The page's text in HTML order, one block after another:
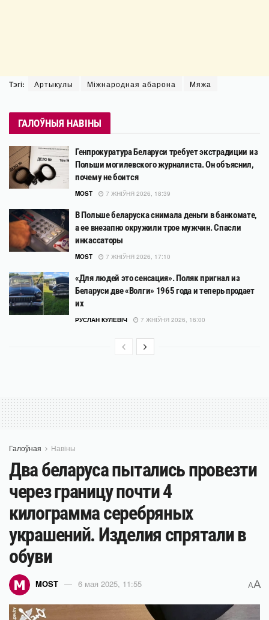
Тэгі: Артыкулы Міжнародная абарона Мяжа
ГАЛОЎНЫЯ НАВІНЫ
Генпрокуратура Беларуси требует экстрадиции из
Польши могилевского журналиста. Он объяснил,
почему не боится
MOST 7 ЖНІЎНЯ 2026, 18:39
В Польше беларуска снимала деньги в банкомате,
а ее внезапно окружили трое мужчин. Спасли
инкассаторы
MOST 7 ЖНІЎНЯ 2026, 17:10
«Для людей это сенсация». Поляк пригнал из
Беларуси две «Волги» 1965 года и теперь продает
их
РУСЛАН КУЛЕВІЧ 7 ЖНІЎНЯ 2026, 16:00
Галоўная Навіны
Два беларуса пытались провезти
через границу почти 4
килограмма серебряных
украшений. Изделия спрятали в
обуви
MOST 6 мая 2025, 11:55 AA